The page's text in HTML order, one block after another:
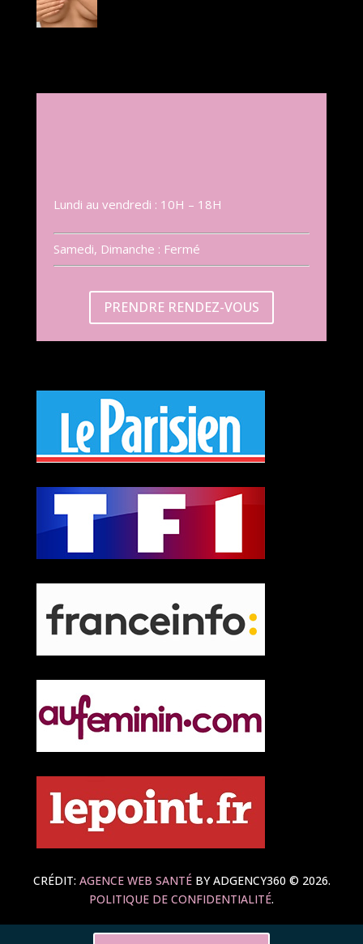
Lundi au vendredi : 10H – 18H
Samedi, Dimanche : Fermé
PRENDRE RENDEZ-VOUS
CRÉDIT: AGENCE WEB SANTÉBY ADGENCY360 © 2026.
POLITIQUE DE CONFIDENTIALITÉ.